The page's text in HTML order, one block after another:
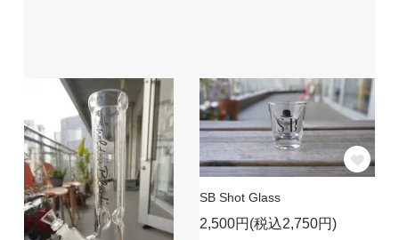
SB Shot Glass
2,500円(税込2,750円)